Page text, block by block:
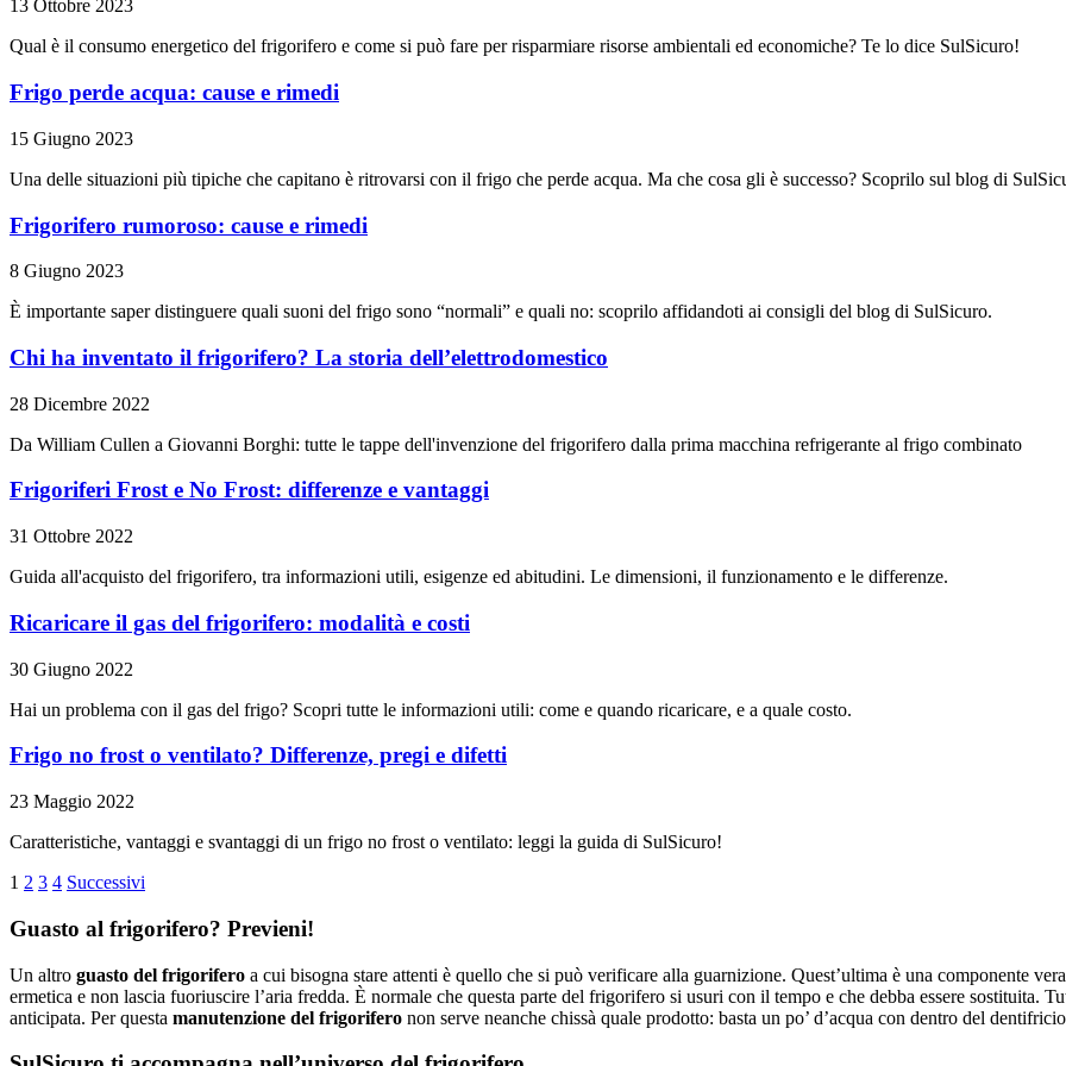
13 Ottobre 2023
Qual è il consumo energetico del frigorifero e come si può fare per risparmiare risorse ambientali ed economiche? Te lo dice SulSicuro!
Frigo perde acqua: cause e rimedi
15 Giugno 2023
Una delle situazioni più tipiche che capitano è ritrovarsi con il frigo che perde acqua. Ma che cosa gli è successo? Scoprilo sul blog di
Frigorifero rumoroso: cause e rimedi
8 Giugno 2023
È importante saper distinguere quali suoni del frigo sono “normali” e quali no: scoprilo affidandoti ai consigli del blog di SulSicuro.
Chi ha inventato il frigorifero? La storia dell’elettrodomestico
28 Dicembre 2022
Da William Cullen a Giovanni Borghi: tutte le tappe dell'invenzione del frigorifero dalla prima macchina refrigerante al frigo combinato
Frigoriferi Frost e No Frost: differenze e vantaggi
31 Ottobre 2022
Guida all'acquisto del frigorifero, tra informazioni utili, esigenze ed abitudini. Le dimensioni, il funzionamento e le differenze.
Ricaricare il gas del frigorifero: modalità e costi
30 Giugno 2022
Hai un problema con il gas del frigo? Scopri tutte le informazioni utili: come e quando ricaricare, e a quale costo.
Frigo no frost o ventilato? Differenze, pregi e difetti
23 Maggio 2022
Caratteristiche, vantaggi e svantaggi di un frigo no frost o ventilato: leggi la guida di SulSicuro!
1 2 3 4 Successivi
Guasto al frigorifero? Previeni!
Un altro guasto del frigorifero a cui bisogna stare attenti è quello che si può verificare alla guarnizione. Quest’ultima è una componente
ermetica e non lascia fuoriuscire l’aria fredda. È normale che questa parte del frigorifero si usuri con il tempo e che debba essere sostituita.
anticipata. Per questa manutenzione del frigorifero non serve neanche chissà quale prodotto: basta un po’ d’acqua con dentro del